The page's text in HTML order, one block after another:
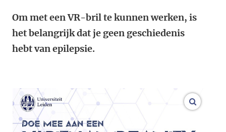
Om met een VR-bril te kunnen werken, is
het belangrijk dat je geen geschiedenis
hebt van epilepsie.